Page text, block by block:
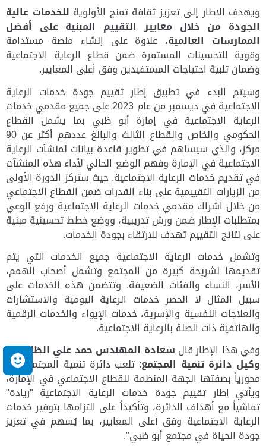
ويهدف الإطار إلى تعزيز ثقافة تمنح الأولوية للخدمات عالية
الجودة من خلال معايير التقييم المبنية على أفضل
الممارسات العالمية، علاوة على إنشاء منصة مستدامة
وقوية للتحسينات المستمرة ضمن قطاع الرعاية الاجتماعية
وضمان تلبية احتياجات المستفيدين وفق أعلى المعايير.
وسيتم البدء في تطبيق إطار تقييم جودة خدمات الرعاية
الاجتماعية في ديسمبر من عام 2023 على جميع مقدمي خدمات
الرعاية الاجتماعية في إمارة أبو ظبي بما يشمل القطاع
الحكومي والخاص والقطاع الثالث والبالغ عددهم أكثر عن 90
مركز، والذي سيساهم في تطوير قاعدة بيانات لمنشآت الرعاية
الاجتماعية في الإمارة وفهم الوضع الحالي لأداء هذه المنشآت
في تقديم خدمات الرعاية الاجتماعية. حيث ستركز الدورة الأولى
من الزيارات التقييمية على بناء القدرات ضمن القطاع الاجتماعي
من خلال اشراك مقدمي خدمات الرعاية الاجتماعية ورفع الوعي
بمتطلبات الإطار ضمن ورش تدريبية، ووضع خطط تحسينية مبنية
على نتائج التقييم تهدف للارتقاء بجودة الخدمات.
وتشمل خدمات الرعاية الاجتماعية جميع الخدمات التي يتم
تقديمها لشريحة كبيرة من المجتمع وتشمل أصحاب الهمم،
الأسر، النساء والفئات الضعيفة. وتتضمن هذه الخدمات على
سبيل المثال لا الحصر خدمات الرعاية اليومية والاستشارات
والعلاجات النفسية والأِسرية، خدمات الإيواء والخدمات الرقمية
والهاتفية ذات الصلة بالرعاية الاجتماعية.
وفي هذا الإطار قال سعادة المهندس حمد علي الظاهري،
وكيل دائرة تنمية المجتمع: تلعب دائرة تنمية المجتمع دوراً
محورياً بصفتها الجهة المنظمة للقطاع الاجتماعي في الإمارة،
ويأتي إطار تقييم جودة خدمات الرعاية الاجتماعية "ريادة"
تماشياً مع أهداف الدائرة، وتأكيداً على التزامها بتوفير خدمات
الرعاية الاجتماعية وفق أعلى المعايير، بما يُسهم في تعزيز
جودة الحياة في مجتمع أبو ظبي".